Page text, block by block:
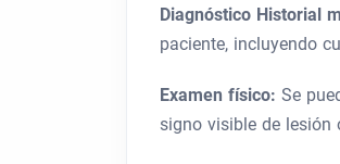
Diagnóstico Historial
paciente, incluyendo
Examen físico: Se
signo visible de lesión